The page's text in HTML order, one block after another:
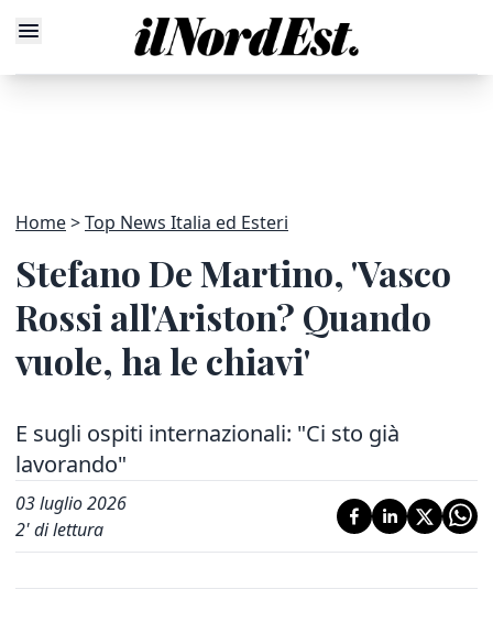
Home Top News Italia ed Esteri
Stefano De Martino, 'Vasco
Rossi all'Ariston? Quando
vuole, ha le chiavi'
E sugli ospiti internazionali: "Ci sto già
lavorando"
03 luglio 2026
2' di lettura